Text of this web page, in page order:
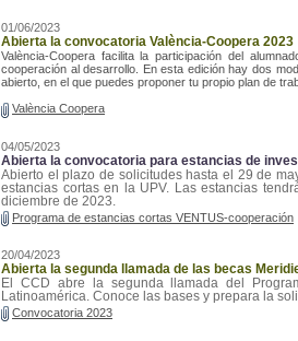
01/06/2023
Abierta la convocatoria València-Coopera 2023
València-Coopera facilita la participación del
cooperación al desarrollo. En esta edición hay dos
abierto, en el que puedes proponer tu propio plan de
València Coopera
04/05/2023
Abierta la convocatoria para estancias de
Abierto el plazo de solicitudes hasta el 29 de
estancias cortas en la UPV. Las estancias
diciembre de 2023.
Programa de estancias cortas VENTUS-cooperación
20/04/2023
Abierta la segunda llamada de las becas
El CCD abre la segunda llamada del
Latinoamérica. Conoce las bases y prepara la
Convocatoria 2023